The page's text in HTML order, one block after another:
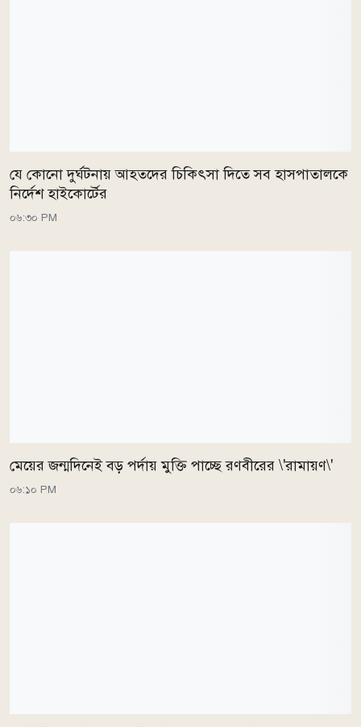
যে কোনো দুর্ঘটনায় আহতদের চিকিৎসা দিতে সব হাসপাতালকে
নির্দেশ হাইকোর্টের
০৬:৩০ PM
মেয়ের জন্মদিনেই বড় পর্দায় মুক্তি পাচ্ছে রণবীরের \'রামায়ণ\'
০৬:১০ PM